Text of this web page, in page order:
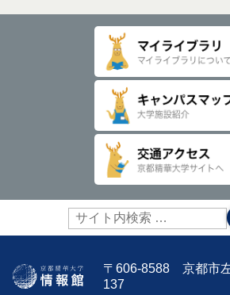
サ
イ
ト
検
索:
〒606-8588 京都市左
137